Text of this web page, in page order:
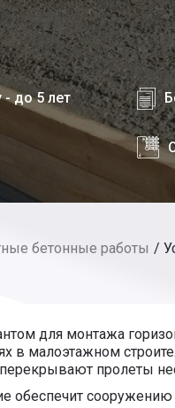
- до 5 лет
бетонные работы
для монтажа
в малоэтажном
пролеты
обеспечит сооружению